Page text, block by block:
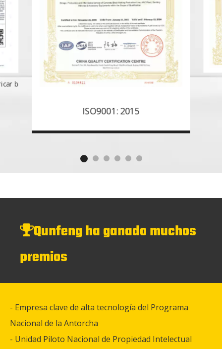
bloques
ISO9001: 2015
Qunfeng ha ganado muchos
premios
- Empresa clave de alta tecnología del Programa
Nacional de la Antorcha
- Unidad Piloto Nacional de Propiedad Intelectual